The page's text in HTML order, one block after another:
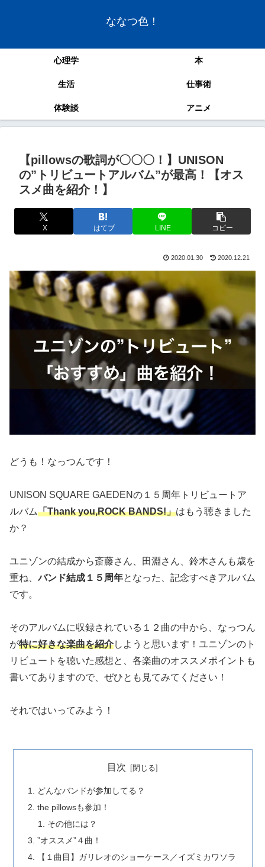
ななつ色！
心理学 本
生活 仕事術
体験談 アニメ
【pillowsの歌詞が〇〇〇！】UNISON
の”トリビュートアルバム”が最高！【オス
スメ曲を紹介！】
X はてブ LINE コピー
2020.01.30 2020.12.21
どうも！なっつんです！
UNISON SQUARE GAEDENの１５周年トリビュートア
ルバム「Thank you,ROCK BANDS!」はもう聴きました
か？
ユニゾンの結成から斎藤さん、田淵さん、鈴木さんも歳を
重ね、バンド結成１５周年となった、記念すべきアルバム
です。
そのアルバムに収録されている１２曲の中から、なっつん
が特に好きな楽曲を紹介しようと思います！ユニゾンのト
リビュートを聴いた感想と、各楽曲のオススメポイントも
書いてありますので、ぜひとも見てみてください！
それではいってみよう！
目次
どんなバンドが参加してる？
the pillowsも参加！
その他には？
”オススメ”４曲！
【１曲目】ガリレオのショーケース／イズミカワソラ